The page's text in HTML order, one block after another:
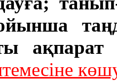
ақпарат